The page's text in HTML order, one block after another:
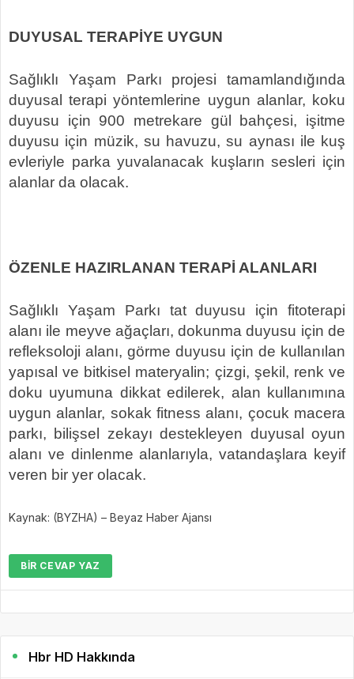
DUYUSAL TERAPİYE UYGUN
Sağlıklı Yaşam Parkı projesi tamamlandığında
duyusal terapi yöntemlerine uygun alanlar, koku
duyusu için 900 metrekare gül bahçesi, işitme
duyusu için müzik, su havuzu, su aynası ile kuş
evleriyle parka yuvalanacak kuşların sesleri için
alanlar da olacak.
ÖZENLE HAZIRLANAN TERAPİ ALANLARI
Sağlıklı Yaşam Parkı tat duyusu için fitoterapi
alanı ile meyve ağaçları, dokunma duyusu için de
refleksoloji alanı, görme duyusu için de kullanılan
yapısal ve bitkisel materyalin; çizgi, şekil, renk ve
doku uyumuna dikkat edilerek, alan kullanımına
uygun alanlar, sokak fitness alanı, çocuk macera
parkı, bilişsel zekayı destekleyen duyusal oyun
alanı ve dinlenme alanlarıyla, vatandaşlara keyif
veren bir yer olacak.
Kaynak: (BYZHA) – Beyaz Haber Ajansı
BIR CEVAP YAZ
Hbr HD Hakkında